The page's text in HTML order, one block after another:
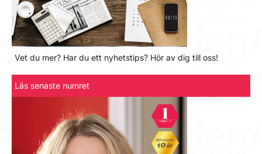
Vet du mer? Har du ett nyhetstips? Hör av dig till oss!
Läs senaste numret